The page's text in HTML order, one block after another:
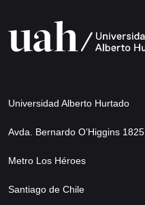
Universidad Alberto Hurtado
Avda. Bernardo O’Higgins 1825
Metro Los Héroes
Santiago de Chile